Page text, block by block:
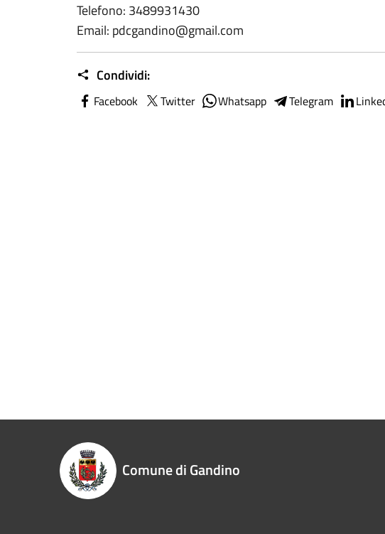
Telefono: 3489931430
Email: pdcgandino@gmail.com
Condividi:
Facebook Twitter Whatsapp Telegram
Comune di Gandino